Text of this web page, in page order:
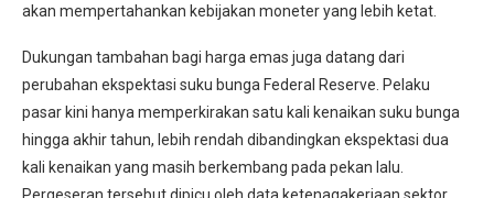
akan mempertahankan kebijakan moneter yang lebih ketat.
Dukungan tambahan bagi harga emas juga datang dari
perubahan ekspektasi suku bunga Federal Reserve. Pelaku
pasar kini hanya memperkirakan satu kali kenaikan suku bunga
hingga akhir tahun, lebih rendah dibandingkan ekspektasi dua
kali kenaikan yang masih berkembang pada pekan lalu.
Pergeseran tersebut dipicu oleh data ketenagakerjaan sektor